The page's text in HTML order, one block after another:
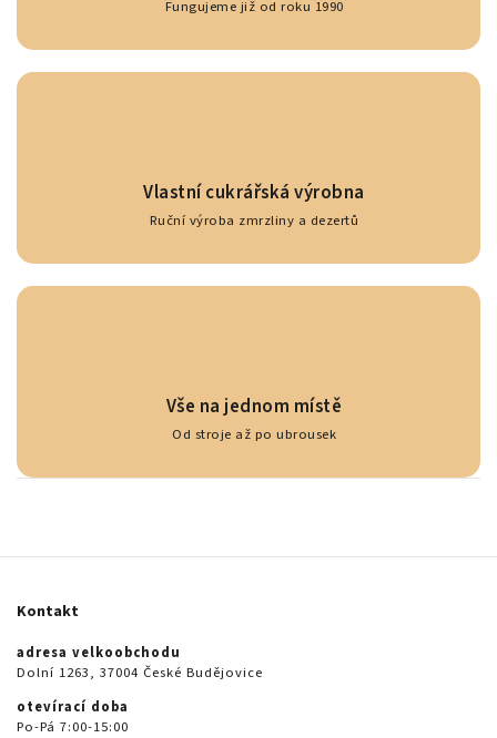
Fungujeme již od roku 1990
Vlastní cukrářská výrobna
Ruční výroba zmrzliny a dezertů
Vše na jednom místě
Od stroje až po ubrousek
Kontakt
adresa velkoobchodu
Dolní 1263, 37004 České Budějovice
otevírací doba
Po-Pá 7:00-15:00